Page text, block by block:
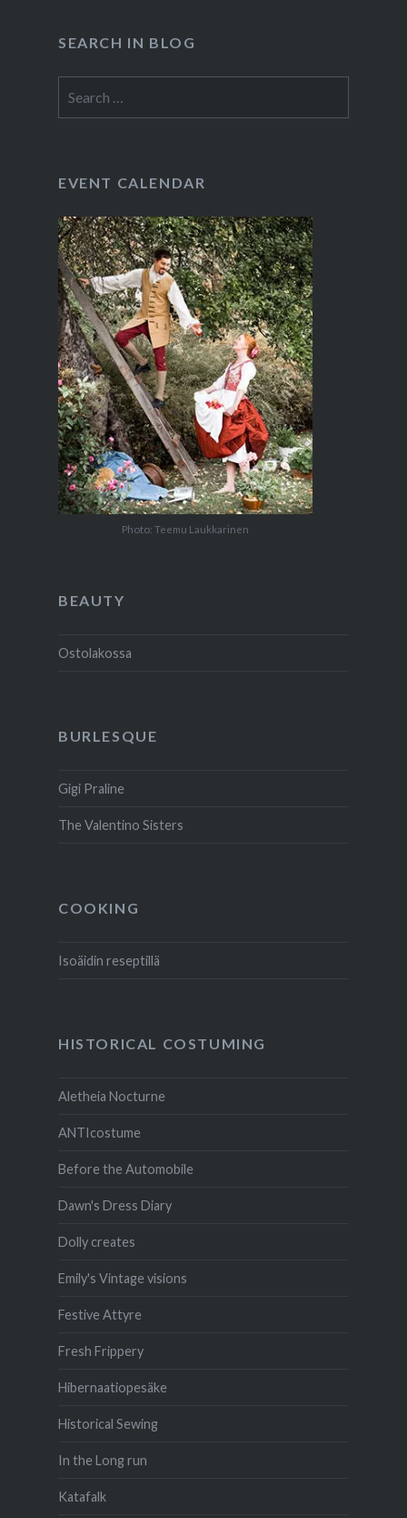
SEARCH IN BLOG
for:
EVENT CALENDAR
Photo: Teemu Laukkarinen
BEAUTY
Ostolakossa
BURLESQUE
Gigi Praline
The Valentino Sisters
COOKING
Isoäidin reseptillä
HISTORICAL COSTUMING
Aletheia Nocturne
ANTIcostume
Before the Automobile
Dawn's Dress Diary
Dolly creates
Emily's Vintage visions
Festive Attyre
Fresh Frippery
Hibernaatiopesäke
Historical Sewing
In the Long run
Katafalk